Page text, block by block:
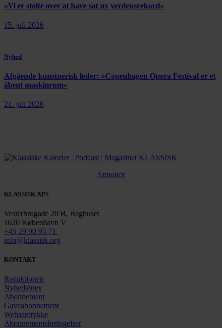
»Vi er stolte over at have sat ny verdensrekord«
15. juli 2026
Nyhed
Afgående kunstnerisk leder: »Copenhagen Opera Festival er et
åbent maskinrum«
21. juli 2026
Annonce
KLASSISK APS
Vesterbrogade 20 B, Baghuset
1620 København V
+45 29 90 95 71
info@klassisk.org
KONTAKT
Redaktionen
Nyhedsbrev
Abonnement
Gaveabonnement
Websamtykke
Abonnementsbetingelser